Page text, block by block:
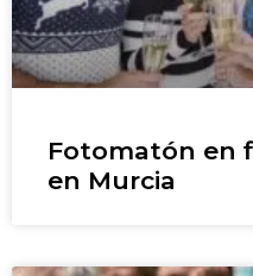
Fotomatón en
en Murcia